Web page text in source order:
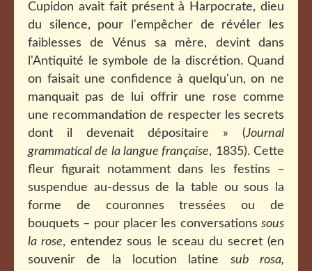
Cupidon avait fait présent à Harpocrate, dieu
du silence, pour l'empêcher de révéler les
faiblesses de Vénus sa mère, devint dans
l'Antiquité le symbole de la discrétion. Quand
on faisait une confidence à quelqu'un, on ne
manquait pas de lui offrir une rose comme
une recommandation de respecter les secrets
dont il devenait dépositaire » (Journal
grammatical de la langue française, 1835). Cette
fleur figurait notamment dans les festins –
suspendue au-dessus de la table ou sous la
forme de couronnes tressées ou de
bouquets – pour placer les conversations sous
la rose, entendez sous le sceau du secret (en
souvenir de la locution latine sub rosa,